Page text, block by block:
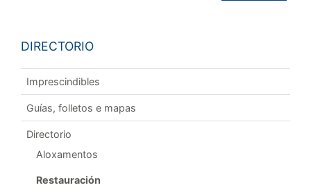
DIRECTORIO
Imprescindibles
Guías, folletos e mapas
Directorio
Aloxamentos
Restauración